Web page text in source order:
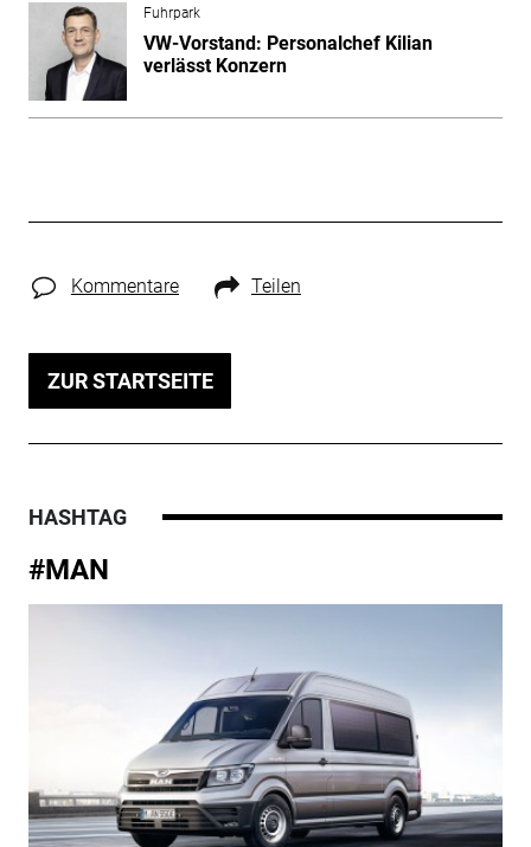
Fuhrpark
VW-Vorstand: Personalchef Kilian
verlässt Konzern
Kommentare Teilen
ZUR STARTSEITE
HASHTAG
#MAN